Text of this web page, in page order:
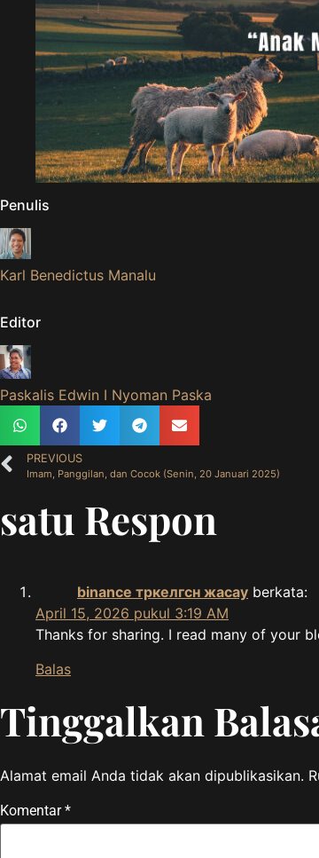
Penulis
Karl Benedictus Manalu
Editor
Paskalis Edwin I Nyoman Paska
PREVIOUS
Imam, Panggilan, dan Cocok (Senin, 20 Januari 2025)
satu Respon
binance тркелгсн жасау berkata:
April 15, 2026 pukul 3:19 AM
Thanks for sharing. I read many of your
Balas
Tinggalkan
Alamat email Anda tidak akan dipublikasikan.
Komentar*